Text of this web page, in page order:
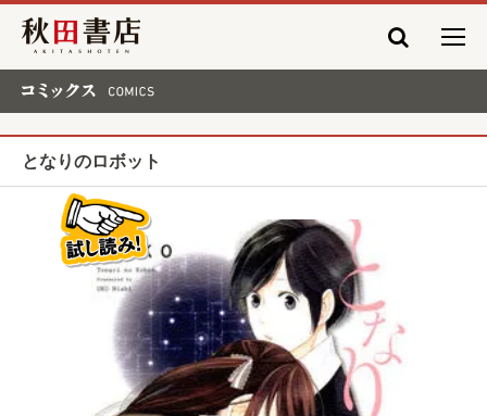
秋田書店
となりのロボット